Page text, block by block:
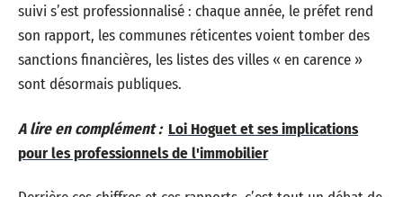
suivi s’est professionnalisé : chaque année, le préfet rend
son rapport, les communes réticentes voient tomber des
sanctions financières, les listes des villes « en carence »
sont désormais publiques.
A lire en complément : Loi Hoguet et ses implications
pour les professionnels de l'immobilier